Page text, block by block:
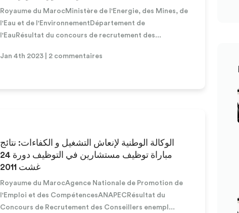
Royaume du MarocMinistère de l'Energie, des Mines, de
l'Eau et de l'EnvironnementDépartement de
l'EauRésultat du concours de recrutement des...
Jan 4th 2023 | 2 commentaires
الوكالة الوطنية لإنعاش التشغيل و الكفاءات: نتائج
مباراة توظيف مستشارين في التوظيف دورة 24
غشت 2011
Royaume du MarocAgence Nationale de Promotion de
l'Emploi et des CompétencesANAPECRésultat du
Concours de Recrutement des Conseillers enempl...